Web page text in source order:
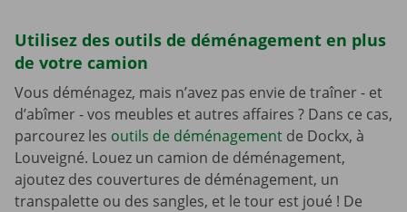
Utilisez des outils de déménagement en plus
de votre camion
Vous déménagez, mais n’avez pas envie de traîner - et
d’abîmer - vos meubles et autres affaires ? Dans ce cas,
parcourez les outils de déménagement de Dockx, à
Louveigné. Louez un camion de déménagement,
ajoutez des couvertures de déménagement, un
transpalette ou des sangles, et le tour est joué ! De